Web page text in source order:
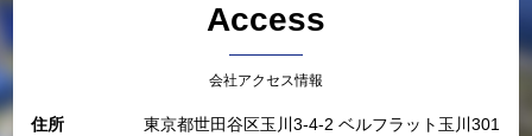
Access
会社アクセス情報
住所 東京都世田谷区玉川3-4-2 ベルフラット玉川301